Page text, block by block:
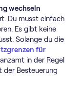
wechseln
Du musst einfach
Es gibt keine
Solange du die
für
in der Regel
der Besteuerung